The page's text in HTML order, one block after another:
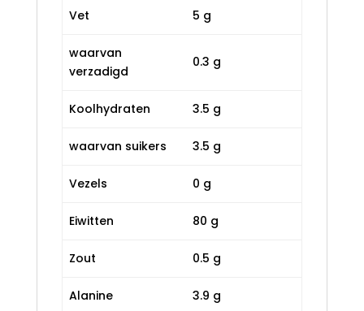
Vet 5 g
waarvan
verzadigd
0.3 g
Koolhydraten 3.5 g
waarvan suikers 3.5 g
Vezels 0 g
Eiwitten 80 g
Zout 0.5 g
Alanine 3.9 g